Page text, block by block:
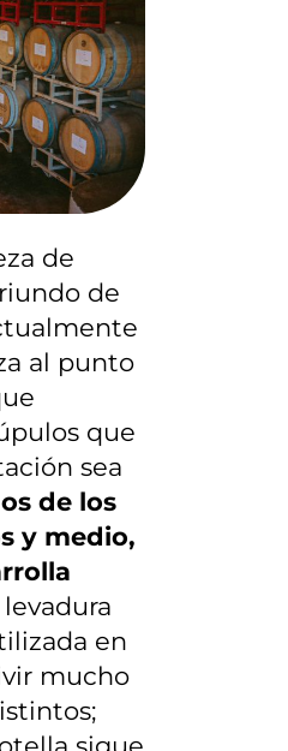
de
de
al punto
que
sea
de los
y medio,
en
mucho